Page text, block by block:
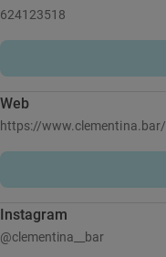
624123518
Web
https://www.clementina.bar/
Instagram
@clementina__bar